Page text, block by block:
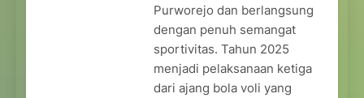
Purworejo dan berlangsung
dengan penuh semangat
sportivitas. Tahun 2025
menjadi pelaksanaan ketiga
dari ajang bola voli yang